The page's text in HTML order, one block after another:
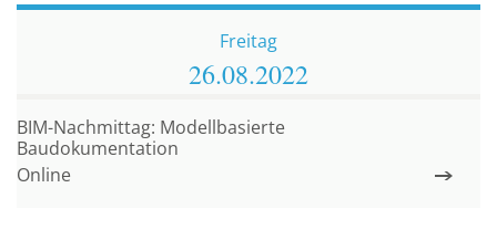
Freitag
26.08.2022
Online
BIM-Nachmittag: Modellbasierte
Baudokumentation